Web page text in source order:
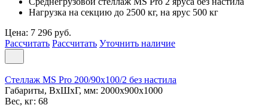
Нагрузка на секцию до 2500 кг, на ярус 500 кг
Цена: 7 296 руб.
Рассчитать Рассчитать Уточнить наличие
Стеллаж MS Pro 200/90x100/2 без настила
Габариты, ВxШxГ, мм: 2000x900x1000
Вес, кг: 68